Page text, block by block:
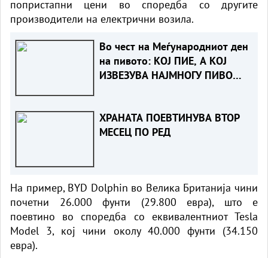
попристапни цени во споредба со другите
производители на електрични возила.
Во чест на Меѓународниот ден
на пивото: КОЈ ПИЕ, А КОЈ
ИЗВЕЗУВА НАЈМНОГУ ПИВО
ХРАНАТА ПОЕВТИНУВА ВТОР
МЕСЕЦ ПО РЕД
На пример, BYD Dolphin во Велика Британија чини
почетни 26.000 фунти (29.800 евра), што е
поевтино во споредба со еквивалентниот Tesla
Model 3, кој чини околу 40.000 фунти (34.150
евра).